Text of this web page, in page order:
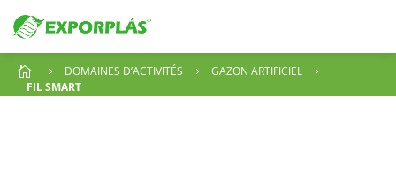
 5 DOMAINES D’ACTIVITÉS 5 GAZON ARTIFICIEL 5
FIL SMART